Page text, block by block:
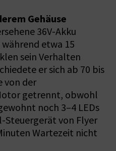
Gehäuse
36V-Akku
etwa 15
sein Verhalten
er sich ab 70 bis
von der
getrennt, obwohl
noch 3–4 LEDs
Steuergerät von Flyer
Wartezeit nicht